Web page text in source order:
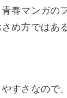
春マンガの
め方ではある
すさなので